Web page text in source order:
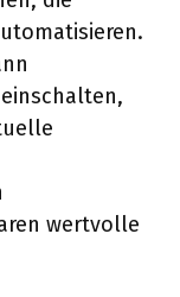
wertvolle